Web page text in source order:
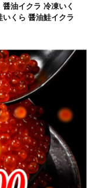
油イクラ 冷凍いく
くら 醤油鮭イクラ